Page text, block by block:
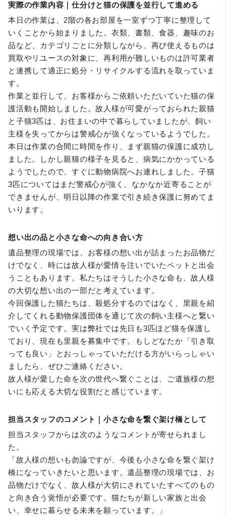
実際の作業内容｜仕分けと猫の保護を並行して進める
本日の作業は、2階の各お部屋を一室ずつ丁寧に整理して
いくことから始まりました。衣類、書類、食器、趣味のお
品など、カテゴリごとに分類しながら、再び使えるものは
買取やリユースの対象に、再利用が難しいものは許可業者
と連携して適正に処分・リサイクルする流れを取っていま
す。
作業と並行して、お客様からご依頼いただいていた猫の保
護活動も開始しました。故人様が可愛がっておられた親猫
と子猫3匹は、お住まいの中で暮らしていましたが、飼い
主様を失ってからは警戒心が強くなっているようでした。
本日は作業の合間に時間を作り、まず親猫の保護に成功し
ました。しかし親猫の様子を見ると、病気にかかっている
ようでしたので、すぐに動物病院へお連れしました。子猫
3匹についてはまだ警戒心が強く、なかなか近寄ることが
できませんが、明日以降の作業で引き続き保護に努めてま
いります。
想い出の品と小さな命への向き合い方
遺品整理の現場では、お客様の想い出が詰まったお品物だ
けでなく、時には故人様が愛情を注いでいたペットと出会
うこともあります。私たちはそうした小さな命も、故人様
の大切な想い出の一部だと考えています。
今回保護した猫たちは、殺処分するのではなく、里親を紹
介してくれる動物保護団体を通じて次の飼い主様へと繋い
でいく予定です。実は弊社では先日も3匹ほど猫を保護し
ており、現在も里親を募集中です。もしどなたか「引き取
っても良い」とおっしゃっていただける方がいらっしゃい
ましたら、ぜひご連絡ください。
故人様が愛した命を次の世代へ繋ぐことは、ご遺族様の想
いにも応える大切な役割だと感じています。
担当スタッフのコメント｜小さな命を繋ぐ架け橋として
担当スタッフからは次のようなコメントが寄せられまし
た。
「故人様の想いも勿論ですが、今後も小さな命を繋ぐ架け
橋になっていきたいと思います。遺品整理の現場では、お
品物だけでなく、故人様が大切にされていたすべてのもの
と向き合う覚悟が必要です。猫たちが新しい家族と出会
い、幸せに暮らせる未来を願っています。」